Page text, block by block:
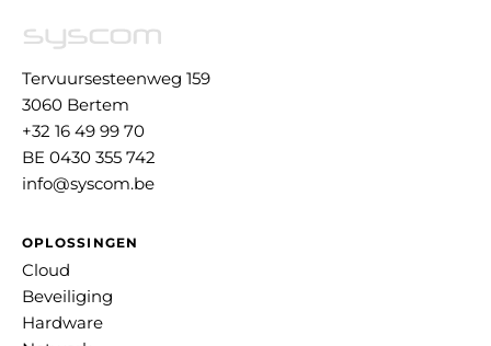
Tervuursesteenweg 159
3060 Bertem
+32 16 49 99 70
BE 0430 355 742
info@syscom.be
OPLOSSINGEN
Cloud
Beveiliging
Hardware